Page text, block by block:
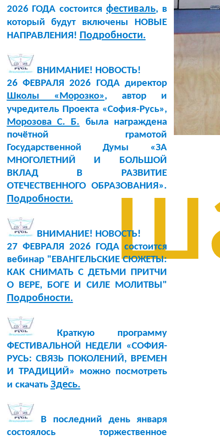
2026 ГОДА состоитсяфестиваль, в
который будут включены НОВЫЕ
НАПРАВЛЕНИЯ! Подробности.
ВНИМАНИЕ! НОВОСТЬ!
26 ФЕВРАЛЯ 2026 ГОДА директор
Школы «Морозко», автор и
учредитель Проекта «София‑Русь»,
Морозова С. Б. была награждена
почётной грамотой
Государственной Думы «ЗА
МНОГОЛЕТНИЙ И БОЛЬШОЙ
ВКЛАД В РАЗВИТИЕ
ОТЕЧЕСТВЕННОГО ОБРАЗОВАНИЯ».
Подробности.
ВНИМАНИЕ! НОВОСТЬ!
27 ФЕВРАЛЯ 2026 ГОДА состоится
вебинар "ЕВАНГЕЛЬСКИЕ СЮЖЕТЫ:
КАК СНИМАТЬ С ДЕТЬМИ ПРИТЧИ
О ВЕРЕ, БОГЕ И СИЛЕ МОЛИТВЫ"
Подробности.
Краткую программу
ФЕСТИВАЛЬНОЙ НЕДЕЛИ «СОФИЯ-
РУСЬ: СВЯЗЬ ПОКОЛЕНИЙ, ВРЕМЕН
И ТРАДИЦИЙ» можно посмотреть
и скачать Здесь.
В последний день января
состоялось торжественное